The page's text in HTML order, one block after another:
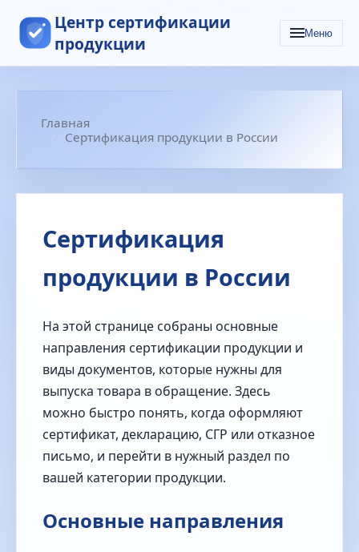
Центр сертификации
продукции
Меню
Главная
Сертификация продукции в России
Сертификация
продукции в России
На этой странице собраны основные
направления сертификации продукции и
виды документов, которые нужны для
выпуска товара в обращение. Здесь
можно быстро понять, когда оформляют
сертификат, декларацию, СГР или отказное
письмо, и перейти в нужный раздел по
вашей категории продукции.
Основные направления